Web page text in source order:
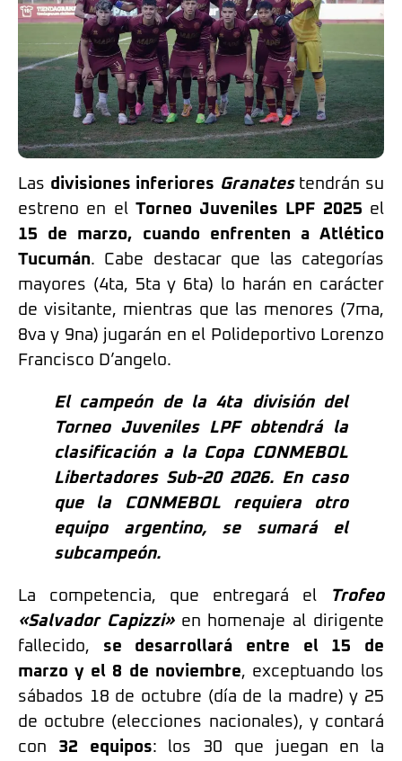
Las divisiones inferiores Granatestendrán su
estreno en el Torneo Juveniles LPF 2025 el
15 de marzo, cuando enfrenten a Atlético
Tucumán. Cabe destacar que las categorías
mayores (4ta, 5ta y 6ta) lo harán en carácter
de visitante, mientras que las menores (7ma,
8va y 9na) jugarán en el Polideportivo Lorenzo
Francisco D’angelo.
El campeón de la 4ta división del
Torneo Juveniles LPF obtendrá la
clasificación a la Copa CONMEBOL
Libertadores Sub-20 2026. En caso
que la CONMEBOL requiera otro
equipo argentino, se sumará el
subcampeón.
La competencia, que entregará el
Trofeo
«Salvador Capizzi»en homenaje al dirigente
fallecido, se desarrollará entre el 15 de
marzo y el 8 de noviembre, exceptuando los
sábados 18 de octubre (día de la madre) y 25
de octubre (elecciones nacionales), y contará
con 32 equipos: los 30 que juegan en la